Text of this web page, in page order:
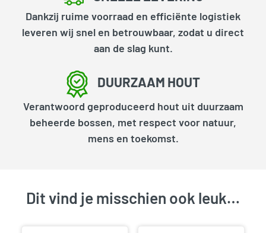
Dankzij ruime voorraad en efficiënte logistiek
leveren wij snel en betrouwbaar, zodat u direct
aan de slag kunt.
DUURZAAM HOUT
Verantwoord geproduceerd hout uit duurzaam
beheerde bossen, met respect voor natuur,
mens en toekomst.
Dit vind je misschien ook leuk…